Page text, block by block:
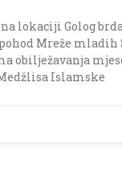
lokaciji Golog
Mreže mladih
obilježavanja
Islamske